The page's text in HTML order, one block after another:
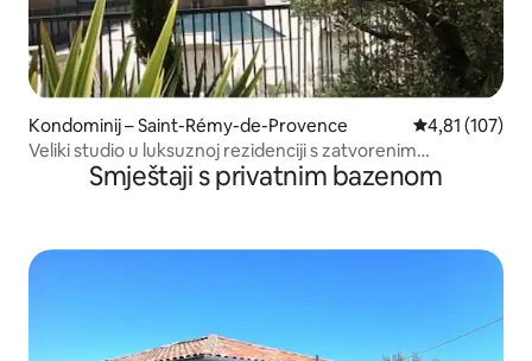
Kondominij – Saint-Rémy-de-Provence Prosječna
4,81 (107)
Veliki studio u luksuznoj rezidenciji s zatvorenim
parkiralištemSmještaji s privatnim bazenom